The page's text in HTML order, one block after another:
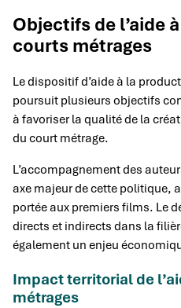
Objectifs de l’aide
courts métrages
Le dispositif d’aide à la
poursuit plusieurs objectifs
à favoriser la qualité de la
du court métrage.
L’accompagnement des
axe majeur de cette politique,
portée aux premiers films. Le
directs et indirects dans la
également un enjeu
Impact territorial de
métrages